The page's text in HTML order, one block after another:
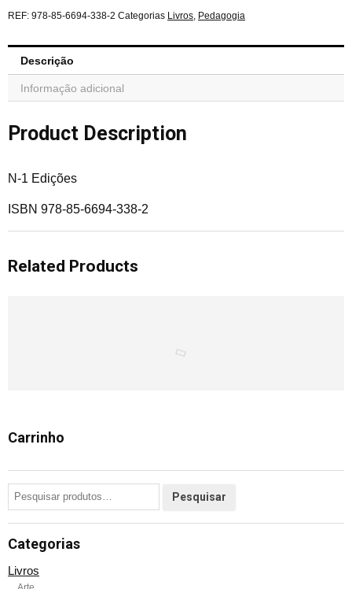
REF: 978-85-6694-338-2 Categorias Livros, Pedagogia
Descrição
Informação adicional
Product Description
N-1 Edições
ISBN 978-85-6694-338-2
Related Products
Carrinho
Categorias
Livros